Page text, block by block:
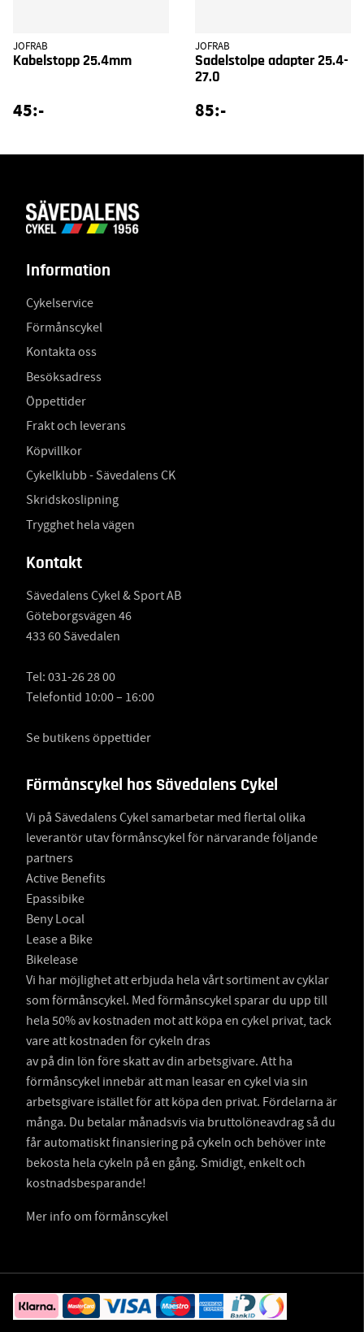
JOFRAB
Kabelstopp 25.4mm
45:-
JOFRAB
Sadelstolpe adapter 25.4-
27.0
85:-
Information
Cykelservice
Förmånscykel
Kontakta oss
Besöksadress
Öppettider
Frakt och leverans
Köpvillkor
Cykelklubb - Sävedalens CK
Skridskoslipning
Trygghet hela vägen
Kontakt
Sävedalens Cykel & Sport AB
Göteborgsvägen 46
433 60 Sävedalen
Tel: 031-26 28 00
Telefontid 10:00 – 16:00
Se butikens öppettider
Förmånscykel hos Sävedalens Cykel
Vi på Sävedalens Cykel samarbetar med flertal olika
leverantör utav förmånscykel för närvarande följande
partners
Active Benefits
Epassibike
Beny Local
Lease a Bike
Bikelease
Vi har möjlighet att erbjuda hela vårt sortiment av cyklar
som förmånscykel. Med förmånscykel sparar du upp till
hela 50% av kostnaden mot att köpa en cykel privat, tack
vare att kostnaden för cykeln dras
av på din lön före skatt av din arbetsgivare. Att ha
förmånscykel innebär att man leasar en cykel via sin
arbetsgivare istället för att köpa den privat. Fördelarna är
många. Du betalar månadsvis via bruttolöneavdrag så du
får automatiskt finansiering på cykeln och behöver inte
bekosta hela cykeln på en gång. Smidigt, enkelt och
kostnadsbesparande!
Mer info om förmånscykel